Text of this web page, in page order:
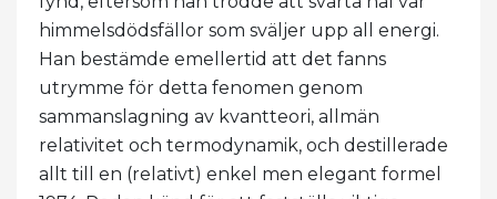
himmelsdödsfällor som sväljer upp all energi.
Han bestämde emellertid att det fanns
utrymme för detta fenomen genom
sammanslagning av kvantteori, allmän
relativitet och termodynamik, och destillerade
allt till en (relativt) enkel men elegant formel